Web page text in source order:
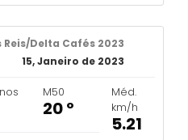
Delta Cafés 2023
15, Janeiro de 2023
M50
20 º
Méd.
km/h
5.21